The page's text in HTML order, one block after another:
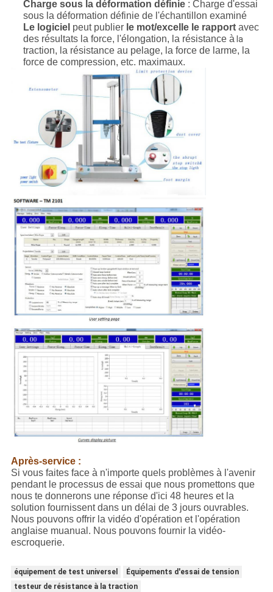
Charge sous la déformation définie: Charge d'essai
sous la déformation définie de l'échantillon examiné
Le logiciel peut publier le mot/excelle le rapportavec
des résultats la force, l'élongation, la résistance à la
traction, la résistance au pelage, la force de larme, la
force de compression, etc. maximaux.
Après-service :
Si vous faites face à n'importe quels problèmes à l'avenir
pendant le processus de essai que nous promettons que
nous te donnerons une réponse d'ici 48 heures et la
solution fournissent dans un délai de 3 jours ouvrables.
Nous pouvons offrir la vidéo d'opération et l'opération
anglaise muanual. Nous pouvons fournir la vidéo-
escroquerie.
équipement de test universel
Équipements d'essai de tension
testeur de résistance à la traction